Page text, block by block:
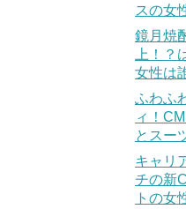
スの女
鏡月焼
上！？
女性は
ふわふ
ィ！
とスー
キャリ
チの新
トの女